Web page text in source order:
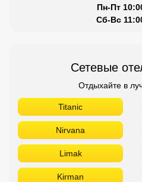
Пн-Пт
Сб-Вс
Сетевые
Отдыхайте в
Titanic
Nirvana
Limak
Kirman